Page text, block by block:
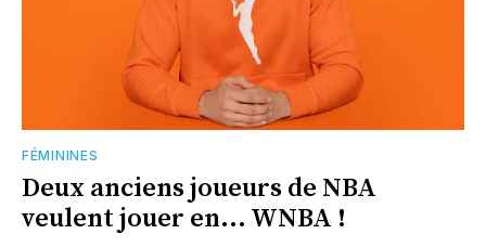
FÉMININES
Deux anciens joueurs de NBA
veulent jouer en... WNBA !